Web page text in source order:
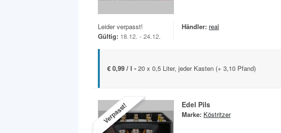
Leider verpasst!
Gültig: 18.12. - 24.12.
Händler: real
€ 0,99 / l - 20 x 0,5 Liter, jeder Kasten (+ 3,10 Pfand)
Verpasst! Edel Pils
Marke: Köstritzer